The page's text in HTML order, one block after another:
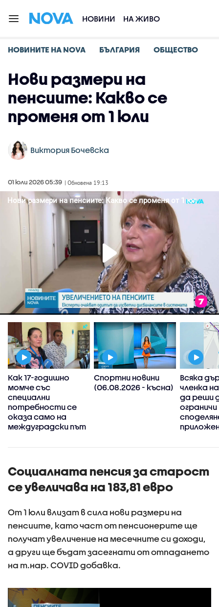
НОВИНИ НА ЖИВО
НОВИНИТЕ НА NOVA БЪЛГАРИЯ ОБЩЕСТВО
Нови размери на
пенсиите: Какво се
променя от 1 юли
Виктория Бочевска
01 юли 2026 05:39 | Обновена 19:13
Как 17-годишно
момче със
специални
потребности се
оказа само на
междуградски път
Спортни новини
(06.08.2026 - късна)
Всяка
членка
да реши
ограничи
има
Социалната пенсия за старост
се увеличава на 183,81 евро
От 1 юли влизат в сила нови размери на
пенсиите, като част от пенсионерите ще
получат увеличение на месечните си доходи,
а други ще бъдат засегнати от отпадането
на т.нар. COVID добавка.